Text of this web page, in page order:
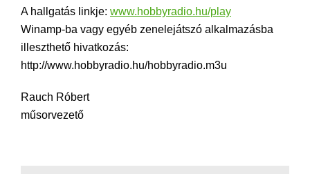
A hallgatás linkje: www.hobbyradio.hu/play
Winamp-ba vagy egyéb zenelejátszó alkalmazásba
illeszthető hivatkozás:
http://www.hobbyradio.hu/hobbyradio.m3u
Rauch Róbert
műsorvezető